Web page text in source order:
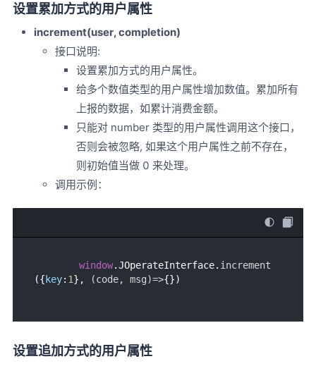
设置累加方式的用户属性
increment(user, completion)
接口说明:
设置累加方式的用户属性。
给多个数值类型的用户属性增加数值。累加所有
上报的数据，如累计消费金额。
只能对 number 类型的用户属性调用这个接口，
否则会被忽略, 如果这个用户属性之前不存在，
则初始值当做 0 来处理。
调用示例：
window.JOperateInterface. increment
({ key: 1}, (code, msg)=>
设置追加方式的用户属性